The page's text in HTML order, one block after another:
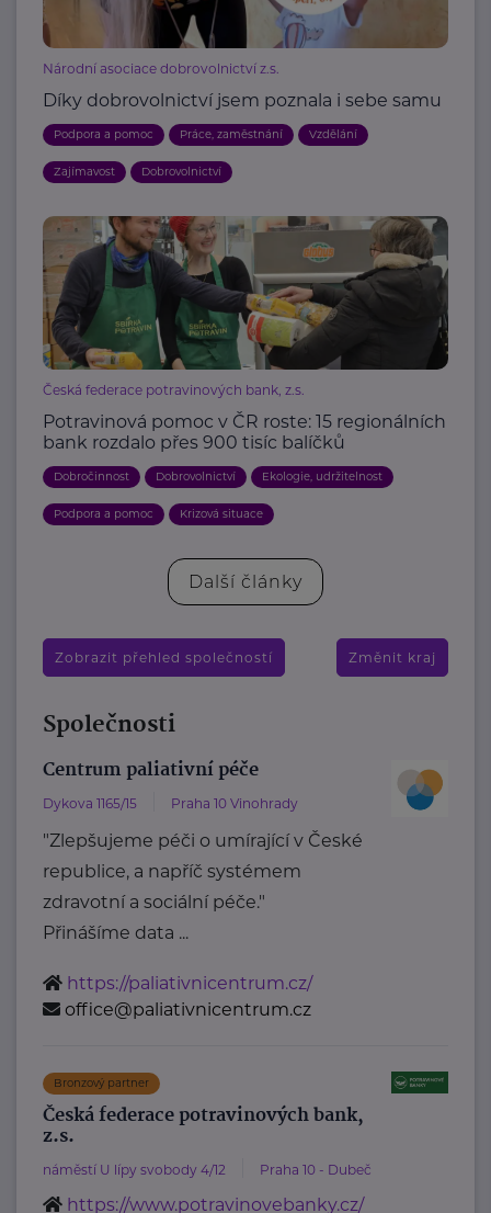
Národní asociace dobrovolnictví z.s.
Díky dobrovolnictví jsem poznala i sebe samu
Podpora a pomoc Práce, zaměstnání Vzdělání
Zajímavost Dobrovolnictví
Česká federace potravinových bank, z.s.
Potravinová pomoc v ČR roste: 15 regionálních
bank rozdalo přes 900 tisíc balíčků
Dobročinnost Dobrovolnictví Ekologie, udržitelnost
Podpora a pomoc Krizová situace
Další články
Zobrazit přehled společností Změnit kraj
Společnosti
Centrum paliativní péče
Dykova 1165/15 Praha 10 Vinohrady
"Zlepšujeme péči o umírající v České
republice, a napříč systémem
zdravotní a sociální péče."
Přinášíme data ...
https://paliativnicentrum.cz/
office@paliativnicentrum.cz
Bronzový partner
Česká federace potravinových bank,
z.s.
náměstí U lípy svobody 4/12 Praha 10 - Dubeč
https://www.potravinovebanky.cz/